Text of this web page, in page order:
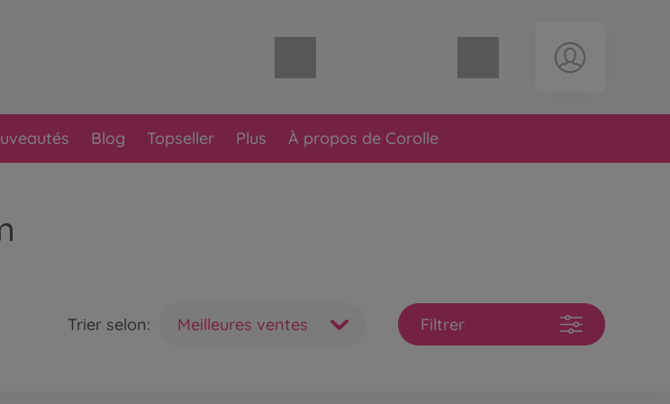
Blog Topseller Plus À propos de Corolle
Trier selon: Meilleures ventes Filtrer